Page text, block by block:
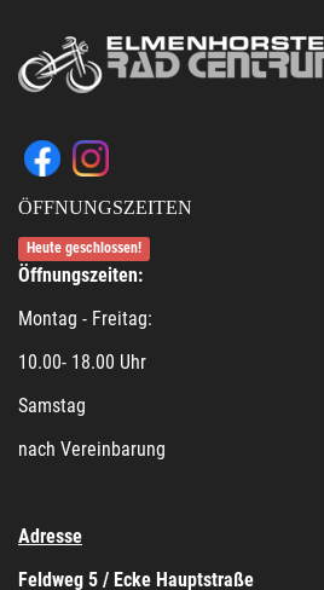
ÖFFNUNGSZEITEN
Heute geschlossen!
Öffnungszeiten:
Montag - Freitag:
10.00- 18.00 Uhr
Samstag
nach Vereinbarung
Adresse
Feldweg 5 / Ecke Hauptstraße